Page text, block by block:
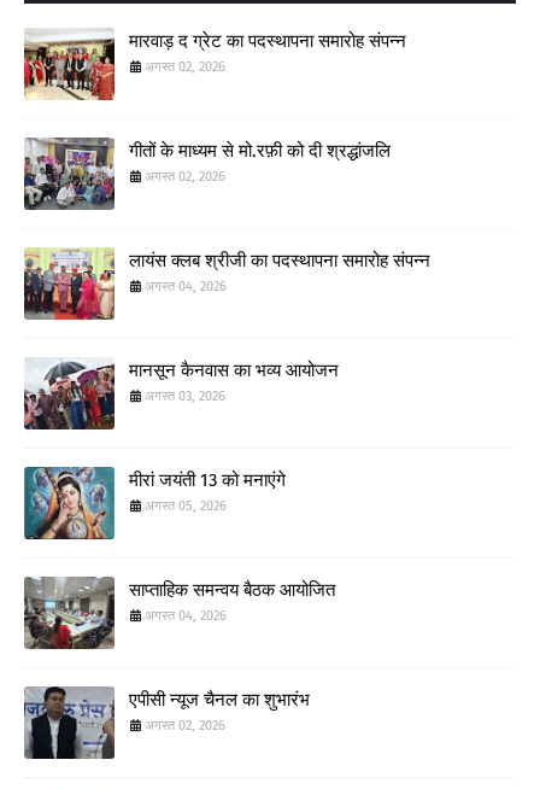
मारवाड़ द ग्रेट का पदस्थापना समारोह संपन्न
अगस्त 02, 2026
गीतों के माध्यम से मो.रफ़ी को दी श्रद्धांजलि
अगस्त 02, 2026
लायंस क्लब श्रीजी का पदस्थापना समारोह संपन्न
अगस्त 04, 2026
मानसून कैनवास का भव्य आयोजन
अगस्त 03, 2026
मीरां जयंती 13 को मनाएंगे
अगस्त 05, 2026
साप्ताहिक समन्वय बैठक आयोजित
अगस्त 04, 2026
एपीसी न्यूज चैनल का शुभारंभ
अगस्त 02, 2026